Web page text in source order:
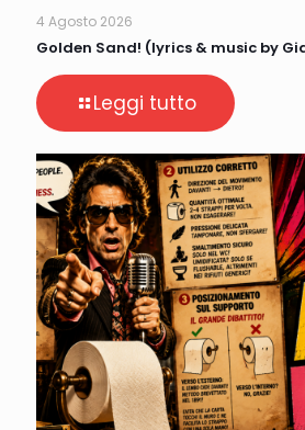
4 Agosto 2026
Golden Sand! (lyrics & music by
Leggi tutto